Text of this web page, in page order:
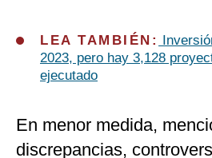
LEA TAMBIÉN:
2023, pero hay 3,128
ejecutado
En menor medida,
discrepancias,